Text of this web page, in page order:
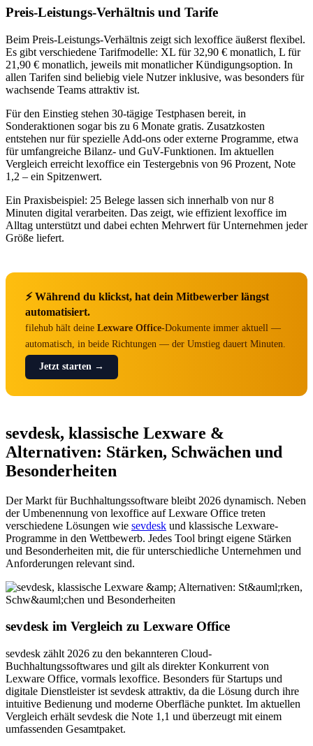
Preis-Leistungs-Verhältnis und Tarife
Beim Preis-Leistungs-Verhältnis zeigt sich lexoffice äußerst flexibel.
Es gibt verschiedene Tarifmodelle: XL für 32,90 € monatlich, L für
21,90 € monatlich, jeweils mit monatlicher Kündigungsoption. In
allen Tarifen sind beliebig viele Nutzer inklusive, was besonders für
wachsende Teams attraktiv ist.
Für den Einstieg stehen 30-tägige Testphasen bereit, in
Sonderaktionen sogar bis zu 6 Monate gratis. Zusatzkosten
entstehen nur für spezielle Add-ons oder externe Programme, etwa
für umfangreiche Bilanz- und GuV-Funktionen. Im aktuellen
Vergleich erreicht lexoffice ein Testergebnis von 96 Prozent, Note
1,2 – ein Spitzenwert.
Ein Praxisbeispiel: 25 Belege lassen sich innerhalb von nur 8
Minuten digital verarbeiten. Das zeigt, wie effizient lexoffice im
Alltag unterstützt und dabei echten Mehrwert für Unternehmen jeder
Größe liefert.
⚡ Während du klickst, hat dein Mitbewerber längst
automatisiert.
filehub hält deine Lexware Office-Dokumente immer aktuell —
automatisch, in beide Richtungen — der Umstieg dauert Minuten.
Jetzt starten →
sevdesk, klassische Lexware &
Alternativen: Stärken, Schwächen und
Besonderheiten
Der Markt für Buchhaltungssoftware bleibt 2026 dynamisch. Neben
der Umbenennung von lexoffice auf Lexware Office treten
verschiedene Lösungen wie sevdesk und klassische Lexware-
Programme in den Wettbewerb. Jedes Tool bringt eigene Stärken
und Besonderheiten mit, die für unterschiedliche Unternehmen und
Anforderungen relevant sind.
sevdesk im Vergleich zu Lexware Office
sevdesk zählt 2026 zu den bekannteren Cloud-
Buchhaltungssoftwares und gilt als direkter Konkurrent von
Lexware Office, vormals lexoffice. Besonders für Startups und
digitale Dienstleister ist sevdesk attraktiv, da die Lösung durch ihre
intuitive Bedienung und moderne Oberfläche punktet. Im aktuellen
Vergleich erhält sevdesk die Note 1,1 und überzeugt mit einem
umfassenden Gesamtpaket.